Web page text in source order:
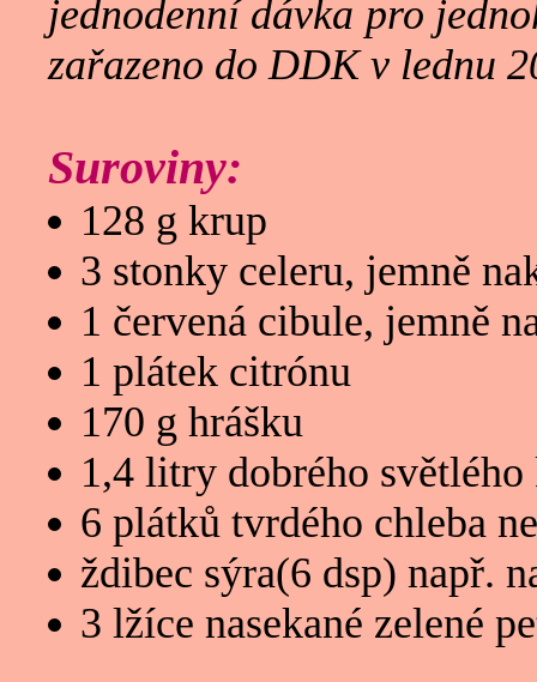
jednodenní dávka pro
zařazeno do DDK v lednu
Suroviny:
128 g krup
3 stonky celeru, jemně
1 červená cibule, jemně
1 plátek citrónu
170 g hrášku
1,4 litry dobrého
6 plátků tvrdého chleba
ždibec sýra(6 dsp) např.
3 lžíce nasekané zelené